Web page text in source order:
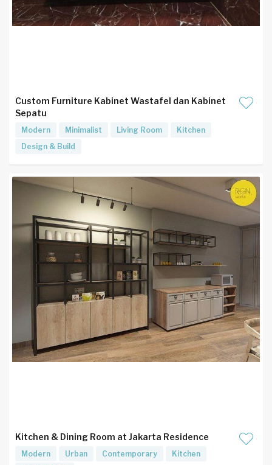
Custom Furniture Kabinet Wastafel dan Kabinet
Sepatu
Modern Minimalist Living Room
Kitchen
Design & Build
Kitchen & Dining Room at Jakarta Residence
Modern Urban Contemporary
Kitchen